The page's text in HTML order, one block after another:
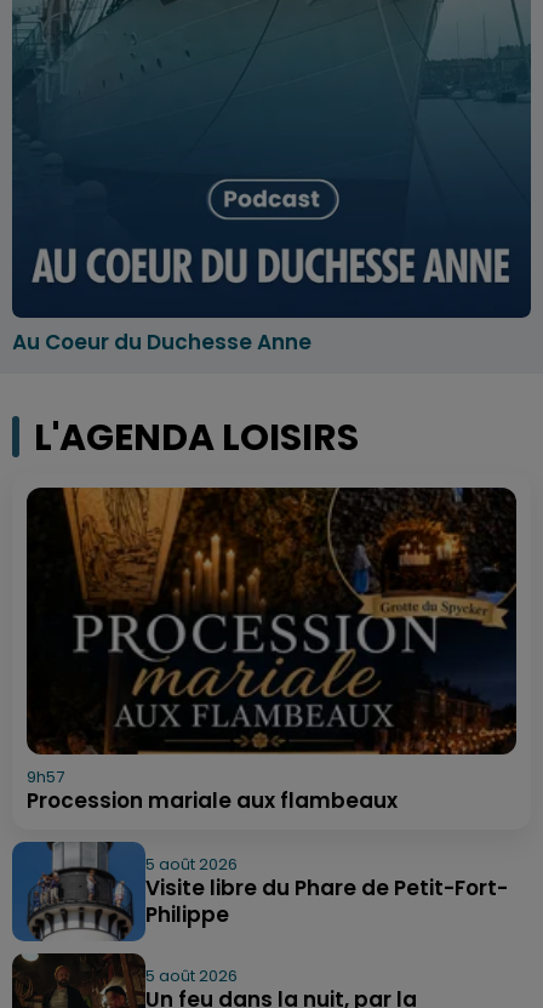
Au Coeur du Duchesse Anne
L'AGENDA LOISIRS
9h57
Procession mariale aux flambeaux
5 août 2026
Visite libre du Phare de Petit-Fort-
Philippe
5 août 2026
Un feu dans la nuit, par la